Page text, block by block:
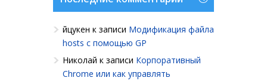
йцукен к записи Модификация файла
hosts с помощью GP
Николай к записи Корпоративный
Chrome или как управлять